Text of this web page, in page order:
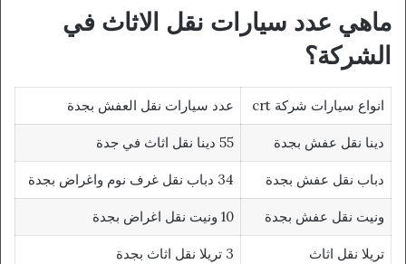
ماهي عدد سيارات نقل الاثاث في
الشركة؟
انواع سيارات شركة crt عدد سيارات نقل العفش بجدة
دينا نقل عفش بجدة 55 دينا نقل اثاث في جدة
دباب نقل عفش بجدة 34 دباب نقل غرف نوم واغراض بجدة
ونيت نقل عفش بجدة 10 ونيت نقل اغراض بجدة
تريلا نقل اثاث 3 تريلا نقل اثاث بجدة